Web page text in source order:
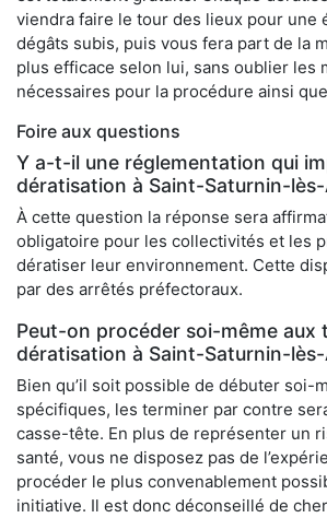
viendra faire le tour des lieux pour une
dégâts subis, puis vous fera part de la
plus efficace selon lui, sans oublier les
nécessaires pour la procédure ainsi
Foire aux questions
Y a-t-il une réglementation qui
dératisation à Saint-Saturnin-
À cette question la réponse sera
obligatoire pour les collectivités et les
dératiser leur environnement. Cette
par des arrêtés préfectoraux.
Peut-on procéder soi-même aux
dératisation à Saint-Saturnin-
Bien qu’il soit possible de débuter soi-
spécifiques, les terminer par contre
casse-tête. En plus de représenter un
santé, vous ne disposez pas de
procéder le plus convenablement
initiative. Il est donc déconseillé de